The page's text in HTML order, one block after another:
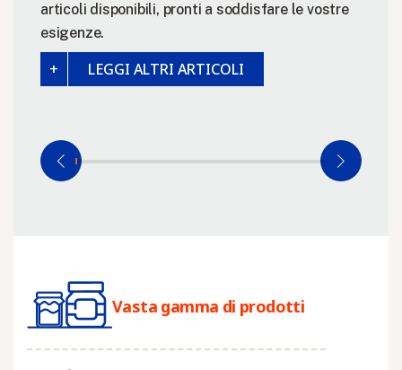
articoli disponibili, pronti a soddisfare le vostre
esigenze.
LEGGI ALTRI ARTICOLI
Vasta gamma di prodotti